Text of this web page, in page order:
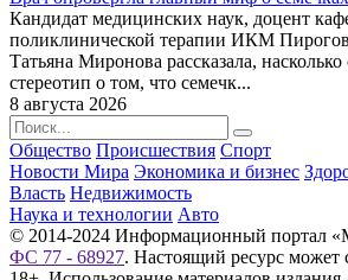
Кандидат медицинских наук, доцент
поликлинической терапии ИКМ
Татьяна Миронова рассказала, насколько
стереотип о том, что семечк...
8 августа 2026
Общество Происшествия Спорт
Новости Мира Экономика и бизнес
Власть Недвижимость
Наука и технологии Авто
© 2014-2024 Информационный портал
ФС 77 - 68927. Настоящий ресурс может